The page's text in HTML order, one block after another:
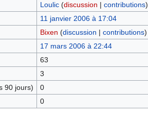
Loulic (discussion | contributions)
11 janvier 2006 à 17:04
Bixen (discussion | contributions)
17 mars 2006 à 22:44
63
3
90 jours)
0
0